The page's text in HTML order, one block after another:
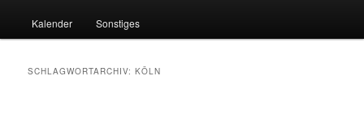
Kalender Sonstiges
SCHLAGWORTARCHIV:KÖLN